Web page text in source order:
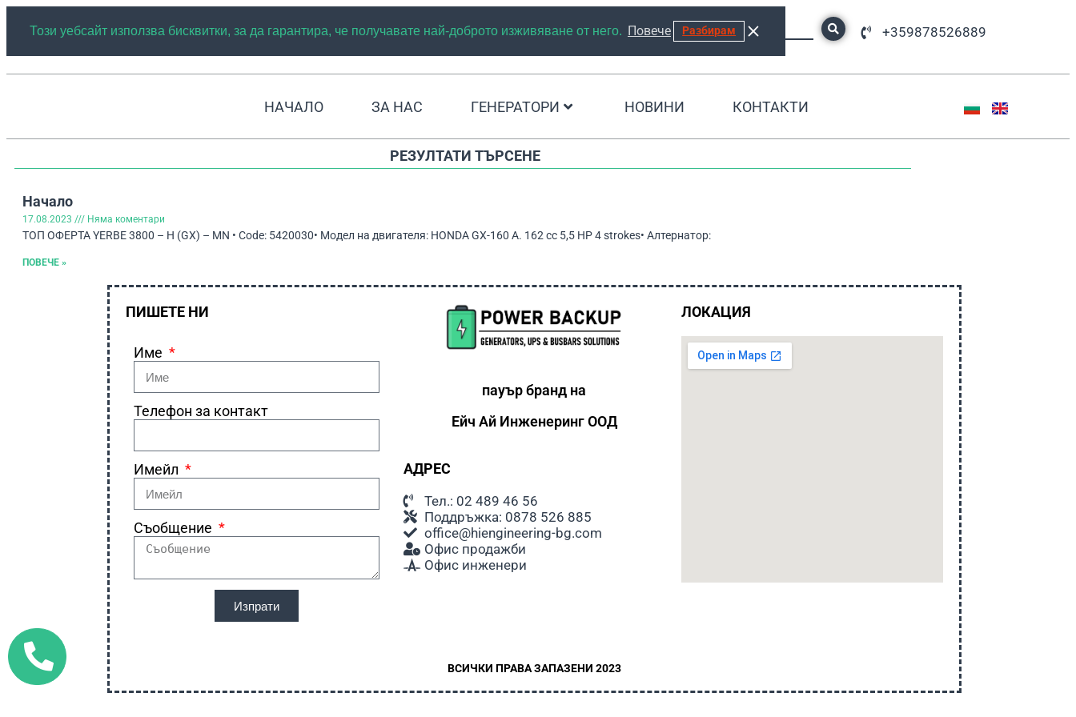
Този уебсайт използва бисквитки, за да гарантира, че получавате най-доброто изживяване от него. Повече Разбирам +359878526889
НАЧАЛО ЗА НАС ГЕНЕРАТОРИ НОВИНИ КОНТАКТИ
РЕЗУЛТАТИ ТЪРСЕНЕ
Начало
17.08.2023 Няма коментари
ТОП ОФЕРТА YERBE 3800 – H (GX) – MN • Code: 5420030• Модел на двигателя: HONDA GX-160 A. 162 cc 5,5 HP 4 strokes• Алтернатор:
ПОВЕЧЕ »
ПИШЕТЕ НИ
Име
Телефон за контакт
Имейл
Съобщение
Изпрати
пауър бранд на
Ейч Ай Инженеринг ООД
АДРЕС
Тел.: 02 489 46 56
Поддръжка: 0878 526 885
office@hiengineering-bg.com
Офис продажби
Офис инженери
ЛОКАЦИЯ
ВСИЧКИ ПРАВА ЗАПАЗЕНИ 2023